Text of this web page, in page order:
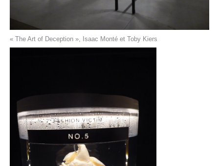
« The Art of Deception », Isaac Monté et Toby Kiers